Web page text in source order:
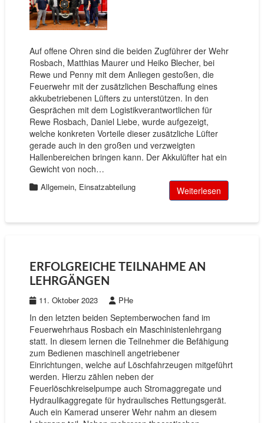
Auf offene Ohren sind die beiden Zugführer der Wehr
Rosbach, Matthias Maurer und Heiko Blecher, bei
Rewe und Penny mit dem Anliegen gestoßen, die
Feuerwehr mit der zusätzlichen Beschaffung eines
akkubetriebenen Lüfters zu unterstützen. In den
Gesprächen mit dem Logistikverantwortlichen für
Rewe Rosbach, Daniel Liebe, wurde aufgezeigt,
welche konkreten Vorteile dieser zusätzliche Lüfter
gerade auch in den großen und verzweigten
Hallenbereichen bringen kann. Der Akkulüfter hat ein
Gewicht von noch…
Allgemein, Einsatzabteilung Weiterlesen
ERFOLGREICHE TEILNAHME AN
LEHRGÄNGEN
11. Oktober 2023 PHe
In den letzten beiden Septemberwochen fand im
Feuerwehrhaus Rosbach ein Maschinistenlehrgang
statt. In diesem lernen die Teilnehmer die Befähigung
zum Bedienen maschinell angetriebener
Einrichtungen, welche auf Löschfahrzeugen mitgeführt
werden. Hierzu zählen neben der
Feuerlöschkreiselpumpe auch Stromaggregate und
Hydraulikaggregate für hydraulisches Rettungsgerät.
Auch ein Kamerad unserer Wehr nahm an diesem